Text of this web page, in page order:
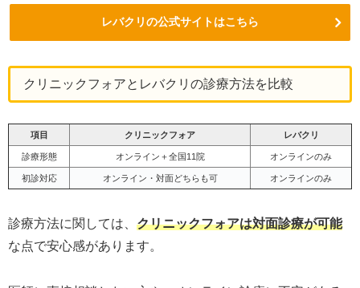
レバクリの公式サイトはこちら
クリニックフォアとレバクリの診療方法を比較
項目 クリニックフォア レバクリ
診療形態 オンライン＋全国11院 オンラインのみ
初診対応 オンライン・対面どちらも可 オンラインのみ
診療方法に関しては、 クリニックフォアは対面診療が可能
な点で安心感があります。